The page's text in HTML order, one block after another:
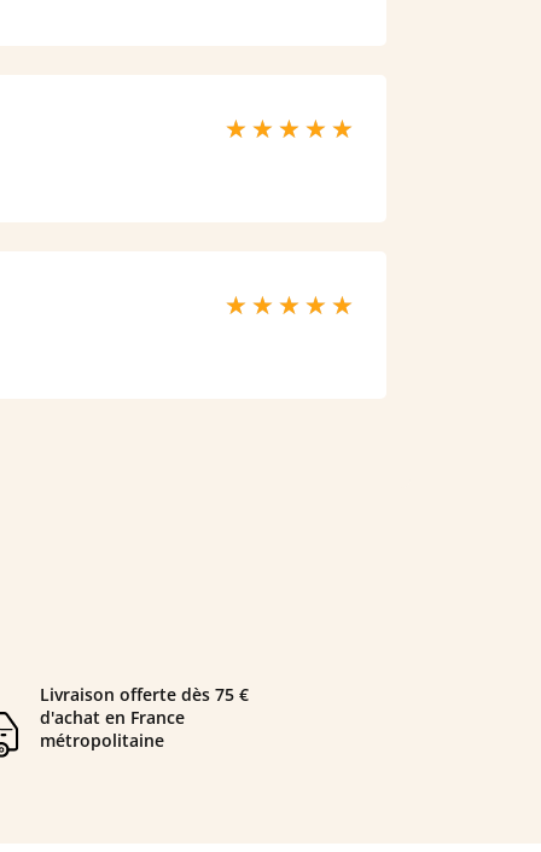
Livraison offerte dès 75 €
d'achat en France
métropolitaine